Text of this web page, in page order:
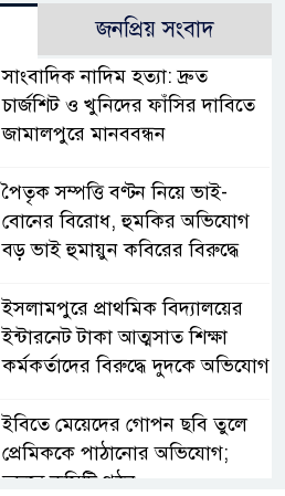
জনপ্রিয় সংবাদ
সাংবাদিক নাদিম হত্যা: দ্রুত
চার্জশিট ও খুনিদের ফাঁসির দাবিতে
জামালপুরে মানববন্ধন
পৈতৃক সম্পত্তি বণ্টন নিয়ে ভাই-
বোনের বিরোধ, হুমকির অভিযোগ
বড় ভাই হুমায়ুন কবিরের বিরুদ্ধে
​ইসলামপুরে প্রাথমিক বিদ্যালয়ের
ইন্টারনেট টাকা আত্মসাত শিক্ষা
কর্মকর্তাদের বিরুদ্ধে দুদকে অভিযোগ
ইবিতে মেয়েদের গোপন ছবি তুলে
প্রেমিককে পাঠানোর অভিযোগ;
তদন্তে কমিটি গঠন